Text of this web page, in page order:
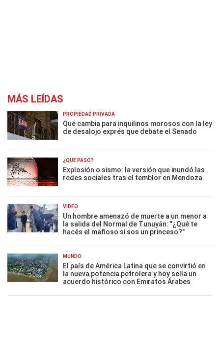
MÁS LEÍDAS
PROPIEDAD PRIVADA
Qué cambia para inquilinos morosos con la ley
de desalojo exprés que debate el Senado
¿QUÉ PASÓ?
Explosión o sismo: la versión que inundó las
redes sociales tras el temblor en Mendoza
VIDEO
Un hombre amenazó de muerte a un menor a
la salida del Normal de Tunuyán: "¿Qué te
hacés el mafioso si sos un princeso?"
MUNDO
El país de América Latina que se convirtió en
la nueva potencia petrolera y hoy sella un
acuerdo histórico con Emiratos Árabes